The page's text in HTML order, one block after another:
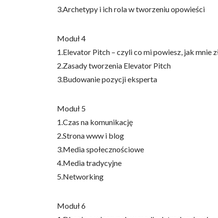
3.Archetypy i ich rola w tworzeniu opowieści
Moduł 4
1.Elevator Pitch – czyli co mi powiesz, jak mnie
2.Zasady tworzenia Elevator Pitch
3.Budowanie pozycji eksperta
Moduł 5
1.Czas na komunikację
2.Strona www i blog
3.Media społecznościowe
4.Media tradycyjne
5.Networking
Moduł 6
Wykorzystujemy pliki cookie
analitycznym. Partnerzy
sposób bez nich. Te pliki